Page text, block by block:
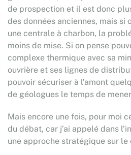
de prospection et il est donc
des données anciennes, mais si
une centrale à charbon, la
moins de mise. Si on pense
complexe thermique avec sa
ouvrière et ses lignes de
pouvoir sécuriser à l’amont
de géologues le temps de
Mais encore une fois, pour moi
du débat, car j’ai appelé dans
une approche stratégique sur le